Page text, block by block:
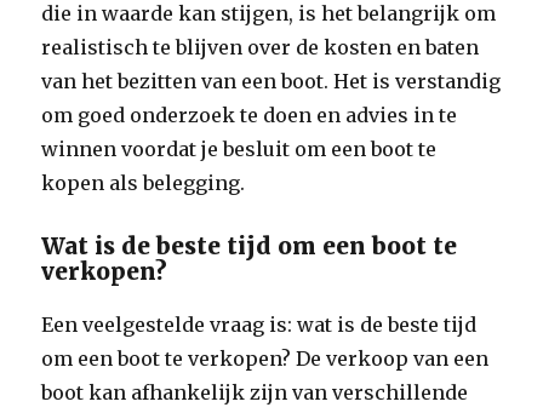
die in waarde kan stijgen, is het belangrijk om
realistisch te blijven over de kosten en baten
van het bezitten van een boot. Het is verstandig
om goed onderzoek te doen en advies in te
winnen voordat je besluit om een boot te
kopen als belegging.
Wat is de beste tijd om een boot te
verkopen?
Een veelgestelde vraag is: wat is de beste tijd
om een boot te verkopen? De verkoop van een
boot kan afhankelijk zijn van verschillende